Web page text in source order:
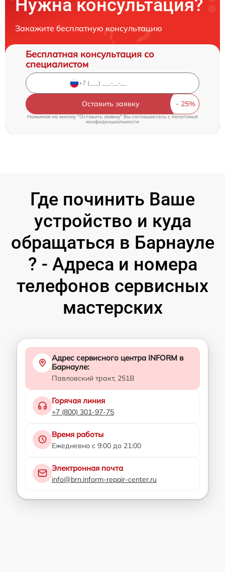
Нужна консультация?
Закажите бесплатную консультацию
Бесплатная консультация со
специалистом
Оставить заявку
Нажимая на кнопку "Оставить заявку" Вы соглашаетесь cполитикой
конфиденциальности
Где починить Ваше
устройство и куда
обращаться в Барнауле
? - Адреса и номера
телефонов сервисных
мастерских
Адрес сервисного центра INFORM в
Барнауле:
Павловский тракт, 251В
Горячая линия
+7 (800) 301-97-75
Время работы
Ежедневно с 9:00 до 21:00
Электронная почта
info@brn.inform-repair-center.ru